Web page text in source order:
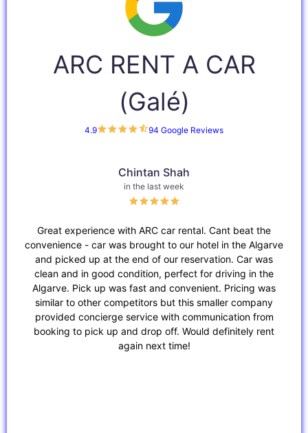
ARC RENT A CAR
(Galé)
4.9 94 Google Reviews
Chintan Shah
in the last week
Great experience with ARC car rental. Cant beat the
convenience - car was brought to our hotel in the Algarve
and picked up at the end of our reservation. Car was
clean and in good condition, perfect for driving in the
Algarve. Pick up was fast and convenient. Pricing was
similar to other competitors but this smaller company
provided concierge service with communication from
booking to pick up and drop off. Would definitely rent
again next time!